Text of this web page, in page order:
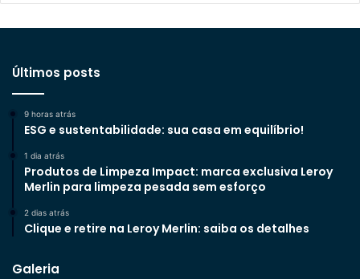
Últimos posts
9 horas atrás
ESG e sustentabilidade: sua casa em equilíbrio!
1 dia atrás
Produtos de Limpeza Impact: marca exclusiva Leroy
Merlin para limpeza pesada sem esforço
2 dias atrás
Clique e retire na Leroy Merlin: saiba os detalhes
Galeria